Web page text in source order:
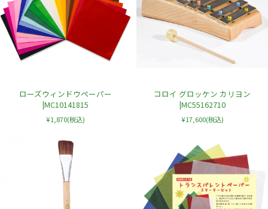
ローズウィンドウペーパー
|MC10141815
¥1,870(税込)
コロイ グロッケン カリヨン
|MC55162710
¥17,600(税込)